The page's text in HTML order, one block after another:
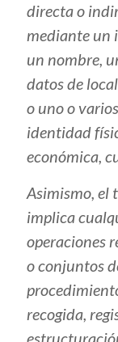
directa o
mediante un
un nombre,
datos de
o uno o
identidad
económica,
Asimismo, el
implica
operaciones
o conjuntos
recogida,